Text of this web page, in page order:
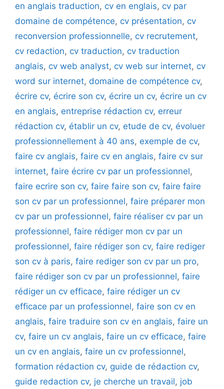
en anglais traduction, cv en englais, cv par
domaine de compétence, cv présentation, cv
reconversion professionnelle, cv recrutement,
cv redaction, cv traduction, cv traduction
anglais, cv web analyst, cv web sur internet, cv
word sur internet, domaine de compétence cv,
écrire cv, écrire son cv, écrire un cv, écrire un cv
en anglais, entreprise rédaction cv, erreur
rédaction cv, établir un cv, etude de cv, évoluer
professionnellement à 40 ans, exemple de cv,
faire cv anglais, faire cv en anglais, faire cv sur
internet, faire écrire cv par un professionnel,
faire ecrire son cv, faire faire son cv, faire faire
son cv par un professionnel, faire préparer mon
cv par un professionnel, faire réaliser cv par un
professionnel, faire rédiger mon cv par un
professionnel, faire rédiger son cv, faire rediger
son cv à paris, faire rediger son cv par un pro,
faire rédiger son cv par un professionnel, faire
rédiger un cv efficace, faire rédiger un cv
efficace par un professionnel, faire son cv en
anglais, faire traduire son cv en anglais, faire un
cv, faire un cv anglais, faire un cv efficace, faire
un cv en anglais, faire un cv professionnel,
formation rédaction cv, guide de rédaction cv,
guide redaction cv, je cherche un travail, job